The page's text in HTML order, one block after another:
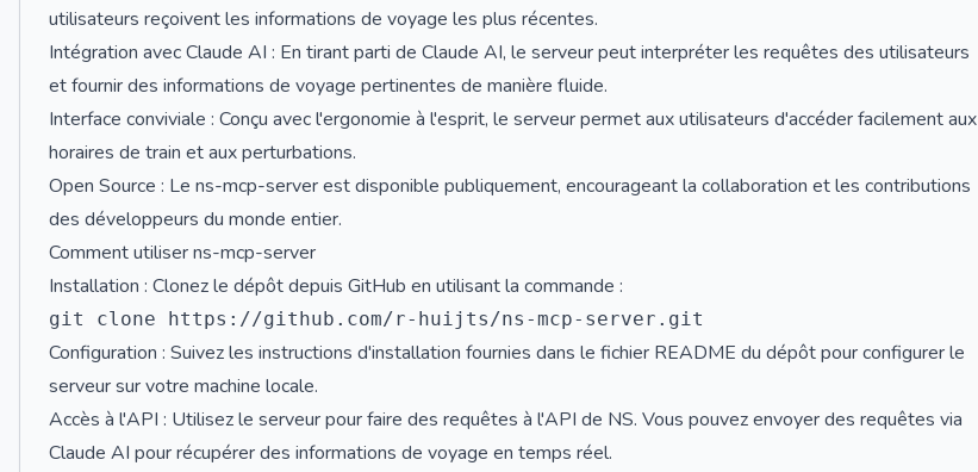
utilisateurs reçoivent les informations de voyage les plus récentes.
Intégration avec Claude AI : En tirant parti de Claude AI, le serveur peut interpréter les requêtes des utilisateurs
et fournir des informations de voyage pertinentes de manière fluide.
Interface conviviale : Conçu avec l'ergonomie à l'esprit, le serveur permet aux utilisateurs d'accéder facilement aux
horaires de train et aux perturbations.
Open Source : Le ns-mcp-server est disponible publiquement, encourageant la collaboration et les contributions
des développeurs du monde entier.
Comment utiliser ns-mcp-server
Installation : Clonez le dépôt depuis GitHub en utilisant la commande :
Configuration : Suivez les instructions d'installation fournies dans le fichier README du dépôt pour configurer le
serveur sur votre machine locale.
Accès à l'API : Utilisez le serveur pour faire des requêtes à l'API de NS. Vous pouvez envoyer des requêtes via
Claude AI pour récupérer des informations de voyage en temps réel.